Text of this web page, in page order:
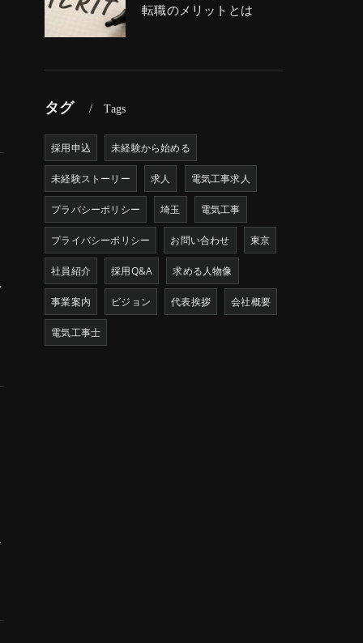
転職のメリットとは
タグ Tags
採用申込 未経験から始める
未経験ストーリー 求人 電気工事求人
プラバシーポリシー 埼玉 電気工事
プライバシーポリシー お問い合わせ 東京
社員紹介 採用Q&A 求める人物像
事業案内 ビジョン 代表挨拶 会社概要
電気工事士